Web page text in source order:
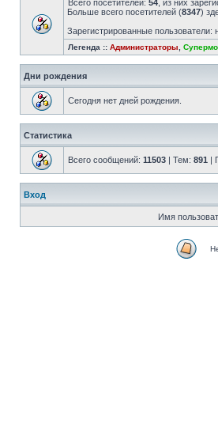
Всего посетителей: 54 , из них
Больше всего посетителей (8347)
Зарегистрированные пользователи:
Легенда :: Администраторы
Дни рождения
Сегодня нет дней рождения.
Статистика
Всего сообщений: 11503 | Тем: 891 |
Вход
Имя